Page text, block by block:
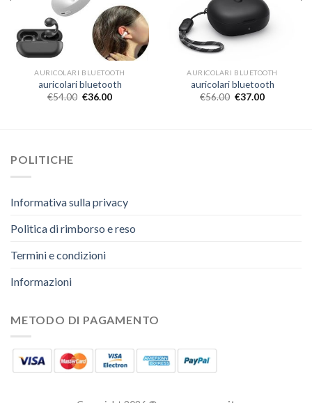
AURICOLARI BLUETOOTH
auricolari bluetooth
€54.00 €36.00
AURICOLARI BLUETOOTH
auricolari bluetooth
€56.00 €37.00
POLITICHE
Informativa sulla privacy
Politica di rimborso e reso
Termini e condizioni
Informazioni
METODO DI PAGAMENTO